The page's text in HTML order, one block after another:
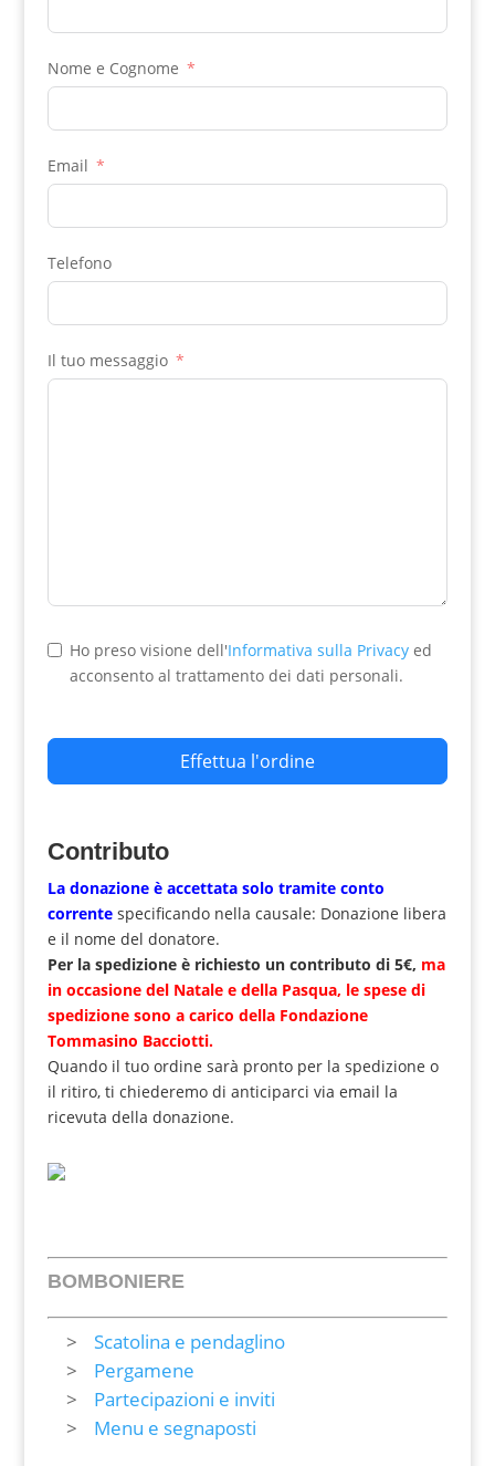
Nome e Cognome
Email
Telefono
Il tuo messaggio
Ho preso visione dell'Informativa sulla Privacyed
acconsento al trattamento dei dati personali.
Effettua l'ordine
Contributo
La donazione è accettata solo tramiteconto
corrente specificando nella causale: Donazione libera
e il nome del donatore.
Per la spedizione è richiesto un contributo di 5€, ma
in occasione del Natale e della Pasqua, le spese di
spedizione sono a carico della Fondazione
Tommasino Bacciotti.
Quando il tuo ordine sarà pronto per la spedizione o
il ritiro, ti chiederemo di anticiparci via email la
ricevuta della donazione.
BOMBONIERE
Scatolina e pendaglino
Pergamene
Partecipazioni e inviti
Menu e segnaposti